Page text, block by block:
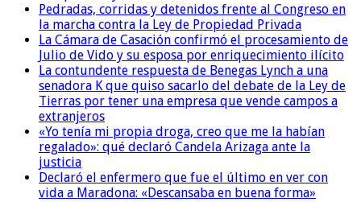
Pedradas, corridas y detenidos frente al Congreso en
la marcha contra la Ley de Propiedad Privada
La Cámara de Casación confirmó el procesamiento de
Julio de Vido y su esposa por enriquecimiento ilícito
La contundente respuesta de Benegas Lynch a una
senadora K que quiso sacarlo del debate de la Ley de
Tierras por tener una empresa que vende campos a
extranjeros
«Yo tenía mi propia droga, creo que me la habían
regalado»: qué declaró Candela Arizaga ante la
justicia
Declaró el enfermero que fue el último en ver con
vida a Maradona: «Descansaba en buena forma»